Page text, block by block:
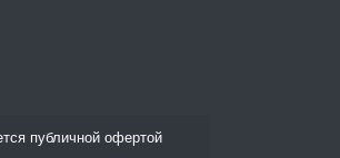
публичной офертой